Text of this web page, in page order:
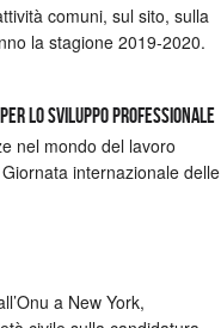
comuni, sul sito, sulla
la stagione 2019-2020.
lo sviluppo professionale
nel mondo del lavoro
internazionale delle
a New York,